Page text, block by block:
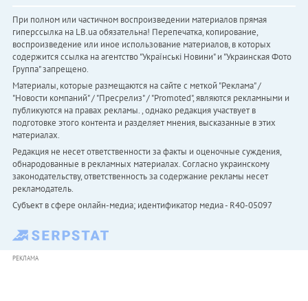
При полном или частичном воспроизведении материалов прямая
гиперссылка на LB.ua обязательна! Перепечатка, копирование,
воспроизведение или иное использование материалов, в которых
содержится ссылка на агентство "Українськi Новини" и "Украинская Фото
Группа" запрещено.
Материалы, которые размещаются на сайте с меткой "Реклама" /
"Новости компаний" / "Пресрелиз" / "Promoted", являются рекламными и
публикуются на правах рекламы. , однако редакция участвует в
подготовке этого контента и разделяет мнения, высказанные в этих
материалах.
Редакция не несет ответственности за факты и оценочные суждения,
обнародованные в рекламных материалах. Согласно украинскому
законодательству, ответственность за содержание рекламы несет
рекламодатель.
Субъект в сфере онлайн-медиа; идентификатор медиа - R40-05097
РЕКЛАМА